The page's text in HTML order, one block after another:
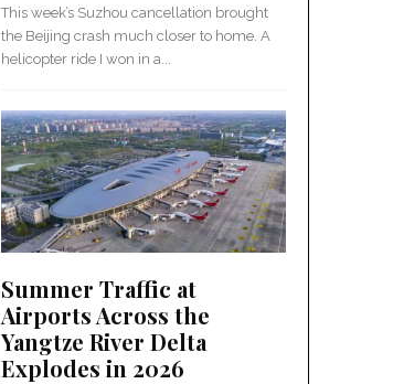
This week’s Suzhou cancellation brought
the Beijing crash much closer to home. A
helicopter ride I won in a...
Summer Traffic at
Airports Across the
Yangtze River Delta
Explodes in 2026